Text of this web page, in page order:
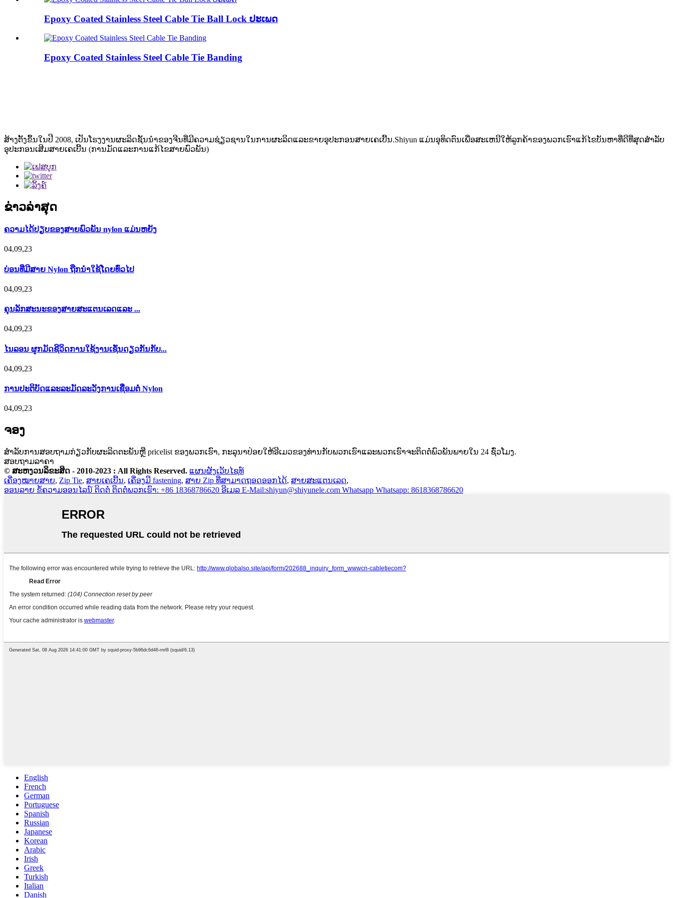
Epoxy Coated Stainless Steel Cable Tie Ball Lock ປະເພດ
Epoxy Coated Stainless Steel Cable Tie Banding
ສ້າງຕັ້ງຂຶ້ນໃນປີ 2008, ເປັນໂຮງງານຜະລິດຊັ້ນນໍາຂອງຈີນທີ່ມີຄວາມຊ່ຽວຊານໃນການຜະລິດແລະຂາຍອຸປະກອນສາຍເຄເບີ້ນ.Shiyun ແມ່ນອຸທິດຕົນເພື່ອສະເຫນີໃຫ້ລູກຄ້າຂອງພວກເຮົາແກ້ໄຂບັນຫາທີ່ດີທີ່ສຸດສໍາລັບ
ອຸປະກອນເສີມສາຍເຄເບີ້ນ (ການມັດແລະການແກ້ໄຂສາຍພົວພັນ)
ຂ່າວ​ລ່າ​ສຸດ
ຄວາມໄດ້ປຽບຂອງສາຍພົວພັນ nylon ແມ່ນຫຍັງ
04,09,23
ບ່ອນທີ່ມີສາຍ Nylon ຖືກນໍາໃຊ້ໂດຍທົ່ວໄປ
04,09,23
ຄຸນລັກສະນະຂອງສາຍສະແຕນເລດແລະ ...
04,09,23
ໄນລອນ ຜູກມັດຊີວິດການໃຊ້ງານເຊັ່ນດຽວກັນກັບ...
04,09,23
ການ​ປະ​ຕິ​ບັດ​ແລະ​ລະ​ມັດ​ລະ​ວັງ​ການ​ເຊື່ອມ​ຕໍ່ Nylon​
04,09,23
ຈອງ
ສໍາ​ລັບ​ການ​ສອບ​ຖາມ​ກ່ຽວ​ກັບ​ຜະ​ລິດ​ຕະ​ພັນ​ຫຼື pricelist ຂອງ​ພວກ​ເຮົາ​, ກະ​ລຸ​ນາ​ປ່ອຍ​ໃຫ້​ອີ​ເມວ​ຂອງ​ທ່ານ​ກັບ​ພວກ​ເຮົາ​ແລະ​ພວກ​ເຮົາ​ຈະ​ຕິດ​ຕໍ່​ພົວ​ພັນ​ພາຍ​ໃນ 24 ຊົ່ວ​ໂມງ​.
ສອບຖາມລາຄາ
© ສະຫງວນລິຂະສິດ - 2010-2023 : All Rights Reserved. ແຜນຜັງເວັບໄຊທ໌
ເຄື່ອງໝາຍສາຍ, Zip Tie, ສາຍເຄເບີ້ນ, ເຄື່ອງມື fastening, ສາຍ Zip ທີ່ສາມາດຖອດອອກໄດ້, ສາຍສະແຕນເລດ,
ອອນລາຍ ຂໍ້ຄວາມອອນໄລນ໌ ຕິດຕໍ່ ຕິດຕໍ່ພວກເຮົາ: +86 18368786620 ອີເມລ E-Mail:shiyun@shiyunele.com Whatsapp Whatsapp: 8618368786620
English
French
German
Portuguese
Spanish
Russian
Japanese
Korean
Arabic
Irish
Greek
Turkish
Italian
Danish